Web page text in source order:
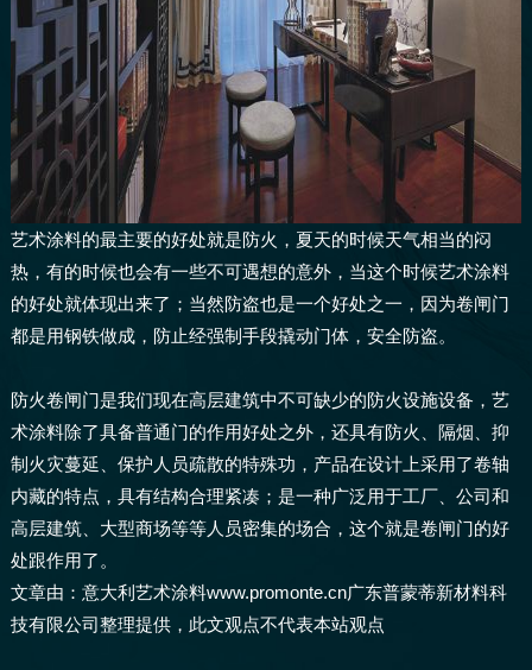
艺术涂料的最主要的好处就是防火，夏天的时候天气相当的闷
热，有的时候也会有一些不可遇想的意外，当这个时候艺术涂料
的好处就体现出来了；当然防盗也是一个好处之一，因为卷闸门
都是用钢铁做成，防止经强制手段撬动门体，安全防盗。
防火卷闸门是我们现在高层建筑中不可缺少的防火设施设备，艺
术涂料除了具备普通门的作用好处之外，还具有防火、隔烟、抑
制火灾蔓延、保护人员疏散的特殊功，产品在设计上采用了卷轴
内藏的特点，具有结构合理紧凑；是一种广泛用于工厂、公司和
高层建筑、大型商场等等人员密集的场合，这个就是卷闸门的好
处跟作用了。
文章由：意大利艺术涂料www.promonte.cn广东普蒙蒂新材料科
技有限公司整理提供，此文观点不代表本站观点